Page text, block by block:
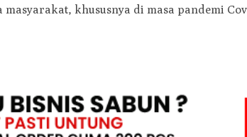
khususnya di masa pandemi